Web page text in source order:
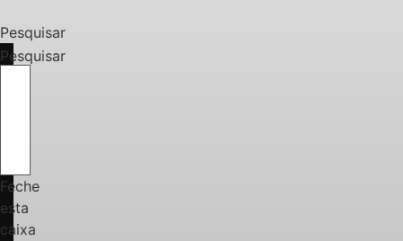
Pesquisar
Pesquisar
Feche
esta
caixa